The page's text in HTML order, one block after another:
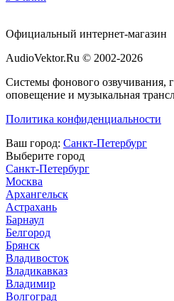
Официальный интернет-магазин
AudioVektor.Ru © 2002-2026
Системы фонового озвучивания,
оповещение и музыкальная
Политика конфиденциальности
Ваш город: Санкт-Петербург
Выберите город
Санкт-Петербург
Москва
Архангельск
Астрахань
Барнаул
Белгород
Брянск
Владивосток
Владикавказ
Владимир
Волгоград